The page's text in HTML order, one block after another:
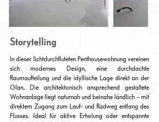
Storytelling
In dieser lichtdurchfluteten Penthousewohnung vereinen
sich modernes Design, eine durchdachte
Raumaufteilung und die idyllische Lage direkt an der
Glan. Die architektonisch ansprechend gestaltete
Wohnanlage liegt naturnah und beinahe ländlich – mit
direktem Zugang zum Lauf- und Radweg entlang des
Flusses. Ideal für aktive Erholung oder entspannte